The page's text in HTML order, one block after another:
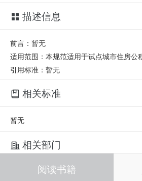
描述信息
前言：暂无
引用标准：暂无
相关标准
暂无
相关部门
起草单位：中国工商银行股份有限公司
阅读书籍